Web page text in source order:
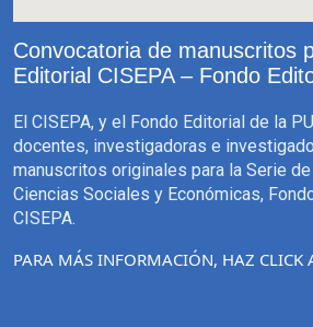
Convocatoria de manuscritos
Editorial CISEPA – Fondo
El CISEPA, y el Fondo Editorial de la
docentes, investigadoras e
manuscritos originales para la Serie
Ciencias Sociales y Económicas,
CISEPA.
PARA MÁS INFORMACIÓN, HAZ CLICK